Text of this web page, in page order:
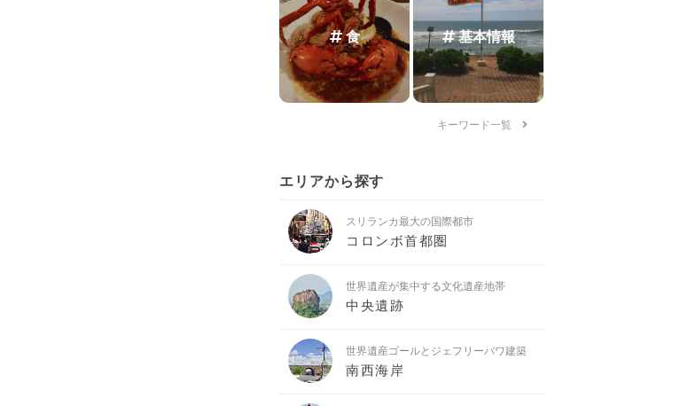
食 基本情報
キーワード一覧
エリアから探す
スリランカ最大の国際都市
コロンボ首都圏
世界遺産が集中する文化遺産地帯
中央遺跡
世界遺産ゴールとジェフリーバワ建築
南西海岸